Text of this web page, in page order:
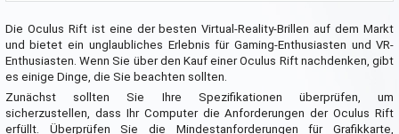
Die Oculus Rift ist eine der besten Virtual-Reality-Brillen auf dem Markt
und bietet ein unglaubliches Erlebnis für Gaming-Enthusiasten und VR-
Enthusiasten. Wenn Sie über den Kauf einer Oculus Rift nachdenken, gibt
es einige Dinge, die Sie beachten sollten.
Zunächst sollten Sie Ihre Spezifikationen überprüfen, um
sicherzustellen, dass Ihr Computer die Anforderungen der Oculus Rift
erfüllt. Überprüfen Sie die Mindestanforderungen für Grafikkarte,